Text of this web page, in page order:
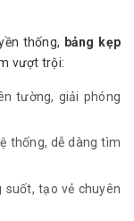
thống, bảng kẹp
vượt trội:
tường, giải phóng
thống, dễ dàng tìm
suốt, tạo vẻ chuyên